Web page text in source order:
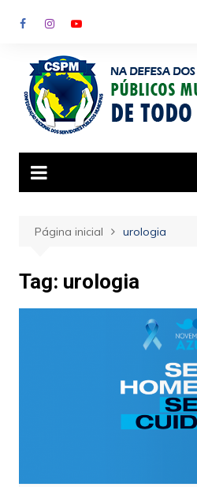
para
conteúdo
Página inicial urologia
Tag: urologia